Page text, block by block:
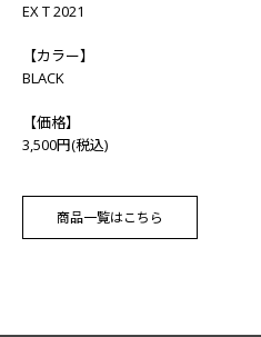
EX T 2021
【カラー】
BLACK
【価格】
3,500円(税込)
商品一覧はこちら